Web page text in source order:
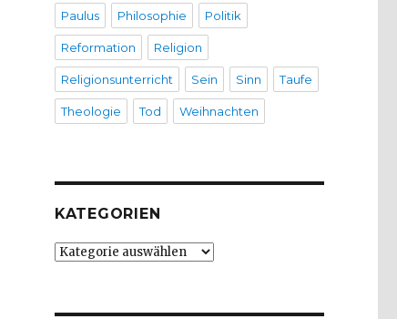
Paulus Philosophie Politik
Reformation Religion
Religionsunterricht Sein Sinn Taufe
Theologie Tod Weihnachten
KATEGORIEN
Kategorien